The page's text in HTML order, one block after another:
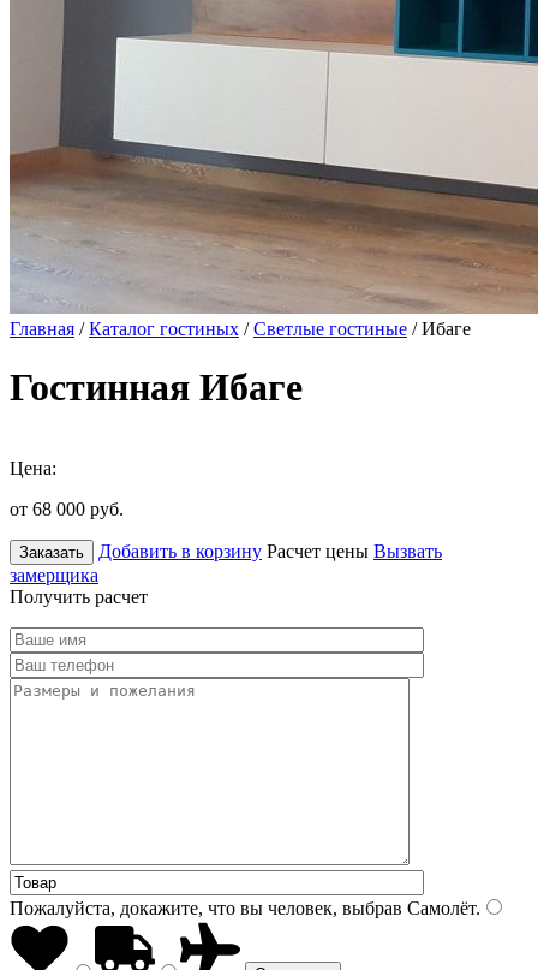
Главная /Каталог гостиных /Светлые гостиные / Ибаге
Гостинная Ибаге
Цена:
от 68 000 руб.
Заказать Добавить в корзину Расчет цены Вызвать
замерщика
Получить расчет
Пожалуйста, докажите, что вы человек, выбрав Самолёт.